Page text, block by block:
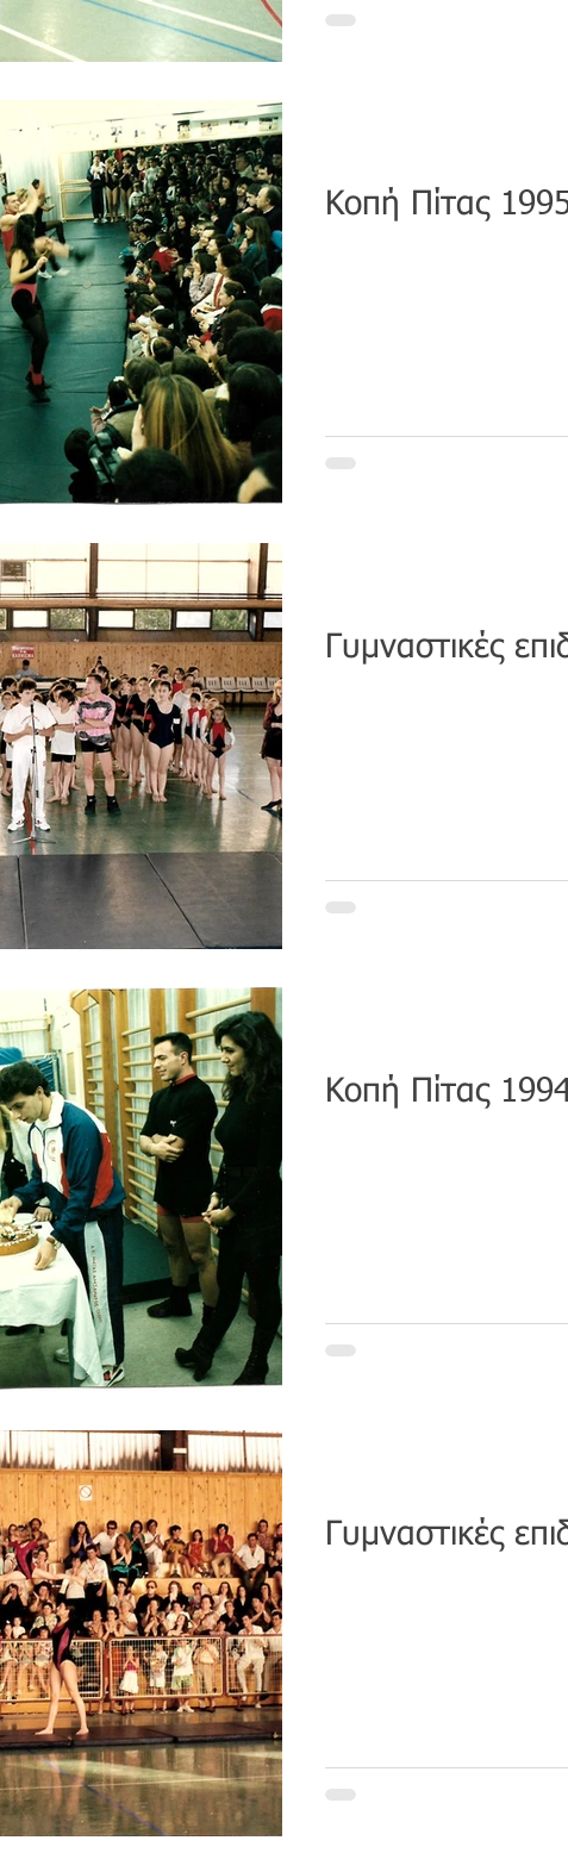
Κοπή Πίτας
Γυμναστικές
Κοπή Πίτας
Γυμναστικές